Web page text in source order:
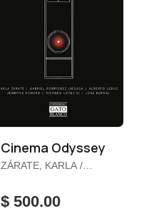
Cinema Odyssey
ZÁRATE, KARLA /
ALBERTO / ROMERO,
$ 500.00